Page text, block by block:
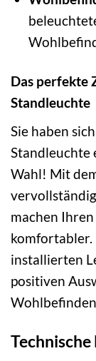
Das perfekte
Standleuchte
Sie haben
Standleuchte
Wahl! Mit
machen
komfortabler.
installierten
positiven